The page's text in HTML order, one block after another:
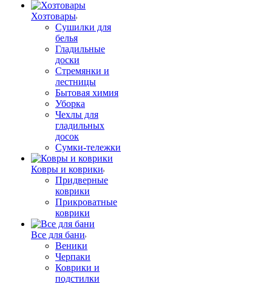
Хозтовары
Сушилки для
белья
Гладильные
доски
Стремянки и
лестницы
Бытовая химия
Уборка
Чехлы для
гладильных
досок
Сумки-тележки
Ковры и коврики
Придверные
коврики
Прикроватные
коврики
Все для бани
Веники
Черпаки
Коврики и
подстилки